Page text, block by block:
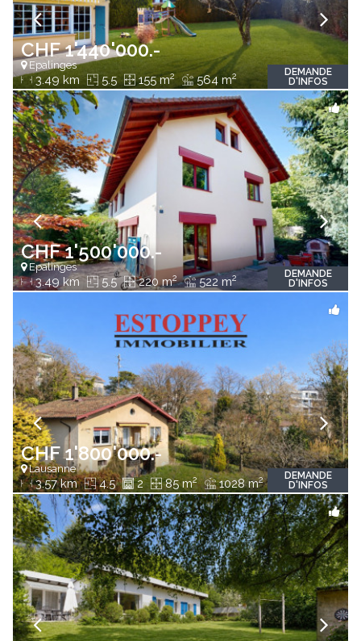
CHF 1'440'000.-
Epalinges
3.49 km 5.5 155 m2 564 m2
DEMANDE
D'INFOS
CHF 1'500'000.-
Epalinges
3.49 km 5.5 220 m2 522 m2
DEMANDE
D'INFOS
CHF 1'800'000.-
Lausanne
3.57 km 4.5 2 85 m2 1028 m2
DEMANDE
D'INFOS